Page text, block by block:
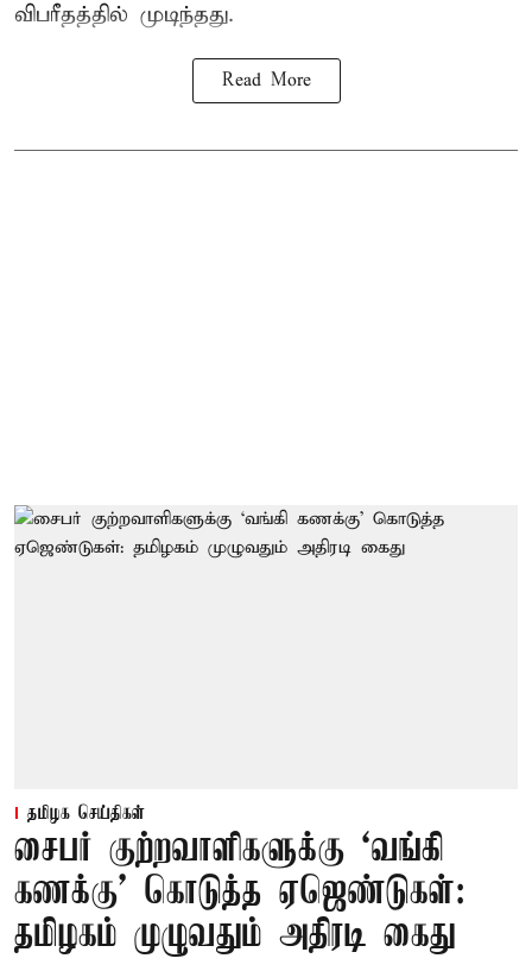
விபரீதத்தில் முடிந்தது.
Read More
தமிழக செய்திகள்
சைபர் குற்றவாளிகளுக்கு ‘வங்கி
கணக்கு’ கொடுத்த ஏஜெண்டுகள்:
தமிழகம் முழுவதும் அதிரடி கைது